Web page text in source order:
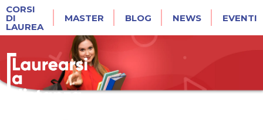
CORSI
DI
LAUREA
MASTER BLOG NEWS EVENTI